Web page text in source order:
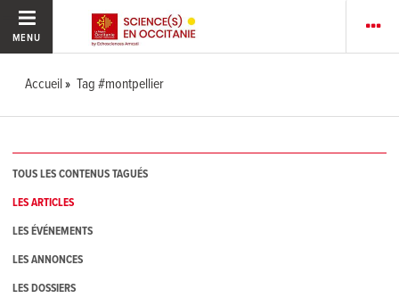
MENU
Accueil Tag #montpellier
TOUS LES CONTENUS TAGUÉS
LES ARTICLES
LES ÉVÉNEMENTS
LES ANNONCES
LES DOSSIERS